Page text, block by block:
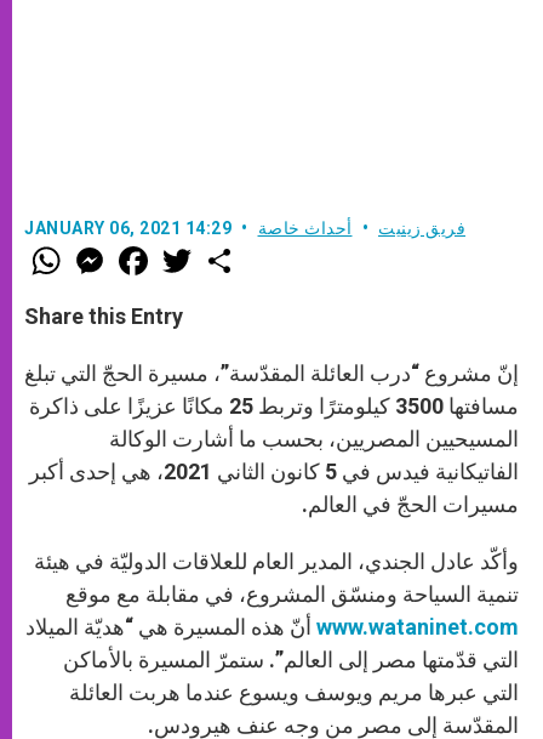
JANUARY 06, 2021 14:29 فريق زينيت أحداث خاصة
W
h
t
s
p
M
e
s
e
g
e
r
F
a
e
b
o
k
w
Share this Entry
إنّ مشروع “درب العائلة المقدّسة”، مسيرة الحجّ التي تبلغ
مسافتها 3500 كيلومترًا وتربط 25 مكانًا عزيزًا على ذاكرة
المسيحيين المصريين، بحسب ما أشارت الوكالة
الفاتيكانية فيدس في 5 كانون الثاني 2021، هي إحدى أكبر
مسيرات الحجّ في العالم.
وأكّد عادل الجندي، المدير العام للعلاقات الدوليّة في هيئة
تنمية السياحة ومنسّق المشروع، في مقابلة مع موقع
www.wataninet.com أنّ هذه المسيرة هي “هديّة الميلاد
التي قدّمتها مصر إلى العالم”. ستمرّ المسيرة بالأماكن
التي عبرها مريم ويوسف ويسوع عندما هربت العائلة
المقدّسة إلى مصر من وجه عنف هيرودس.